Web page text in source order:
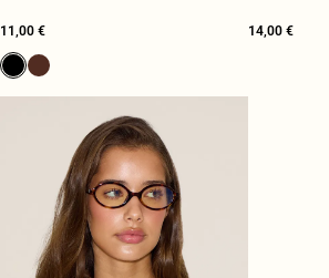
11,00 € 14,00 €